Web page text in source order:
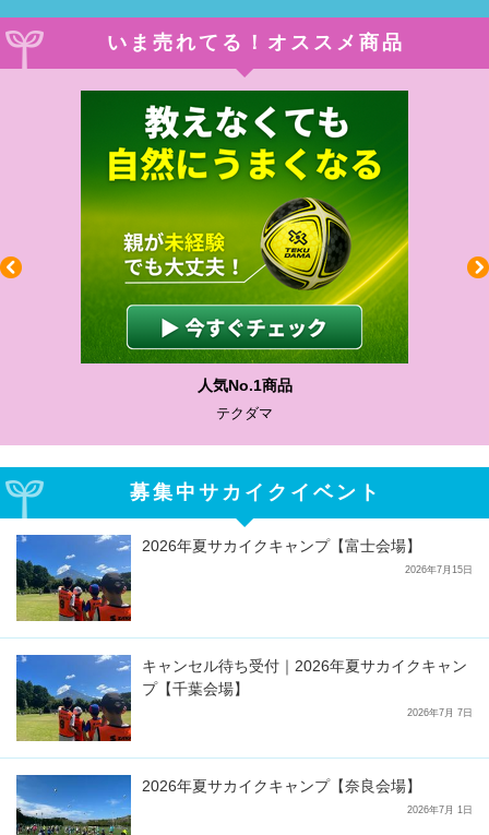
いま売れてる！オススメ商品
人気No.1商品
テクダマ
募集中サカイクイベント
2026年夏サカイクキャンプ【富士会場】
2026年7月15日
キャンセル待ち受付｜2026年夏サカイクキャン
プ【千葉会場】
2026年7月 7日
2026年夏サカイクキャンプ【奈良会場】
2026年7月 1日